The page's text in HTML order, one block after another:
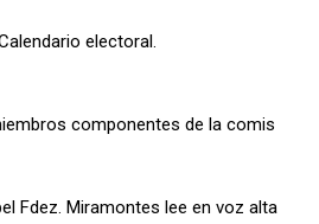
electoral.
componentes de la comis
Fdez. Miramontes lee en voz alta